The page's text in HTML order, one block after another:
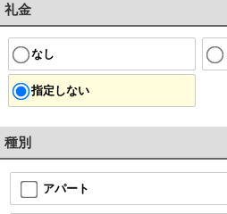
礼金
なし
指定しない
種別
アパート